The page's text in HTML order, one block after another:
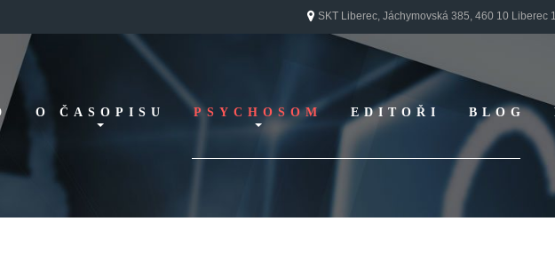
SKT Liberec, Jáchymovská 385, 460 10 Liberec
O ČASOPISU PSYCHOSOM
Vydání 1/ 2026
Vydání 2/ 2025
EDITOŘI BLOG